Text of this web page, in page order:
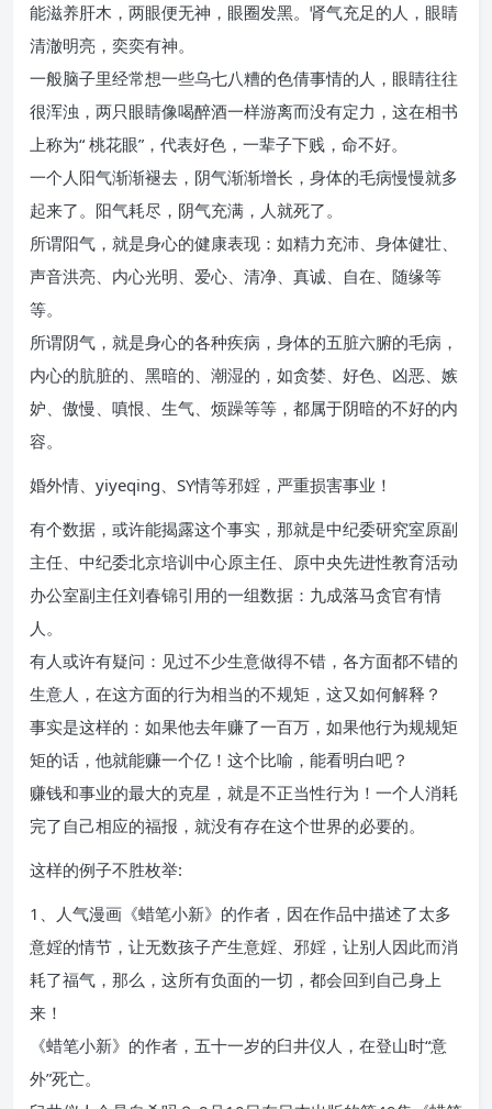
能滋养肝木，两眼便无神，眼圈发黑。肾气充足的人，眼睛
清澈明亮，奕奕有神。
一般脑子里经常想一些乌七八糟的色倩事情的人，眼睛往往
很浑浊，两只眼睛像喝醉酒一样游离而没有定力，这在相书
上称为“ 桃花眼”，代表好色，一辈子下贱，命不好。
一个人阳气渐渐褪去，阴气渐渐增长，身体的毛病慢慢就多
起来了。阳气耗尽，阴气充满，人就死了。
所谓阳气，就是身心的健康表现：如精力充沛、身体健壮、
声音洪亮、内心光明、爱心、清净、真诚、自在、随缘等
等。
所谓阴气，就是身心的各种疾病，身体的五脏六腑的毛病，
内心的肮脏的、黑暗的、潮湿的，如贪婪、好色、凶恶、嫉
妒、傲慢、嗔恨、生气、烦躁等等，都属于阴暗的不好的内
容。
婚外情、yiyeqing、SY情等邪婬，严重损害事业！
有个数据，或许能揭露这个事实，那就是中纪委研究室原副
主任、中纪委北京培训中心原主任、原中央先进性教育活动
办公室副主任刘春锦引用的一组数据：九成落马贪官有情
人。
有人或许有疑问：见过不少生意做得不错，各方面都不错的
生意人，在这方面的行为相当的不规矩，这又如何解释？
事实是这样的：如果他去年赚了一百万，如果他行为规规矩
矩的话，他就能赚一个亿！这个比喻，能看明白吧？
赚钱和事业的最大的克星，就是不正当性行为！一个人消耗
完了自己相应的福报，就没有存在这个世界的必要的。
这样的例子不胜枚举:
1、人气漫画《蜡笔小新》的作者，因在作品中描述了太多
意婬的情节，让无数孩子产生意婬、邪婬，让别人因此而消
耗了福气，那么，这所有负面的一切，都会回到自己身上
来！
《蜡笔小新》的作者，五十一岁的臼井仪人，在登山时“意
外”死亡。